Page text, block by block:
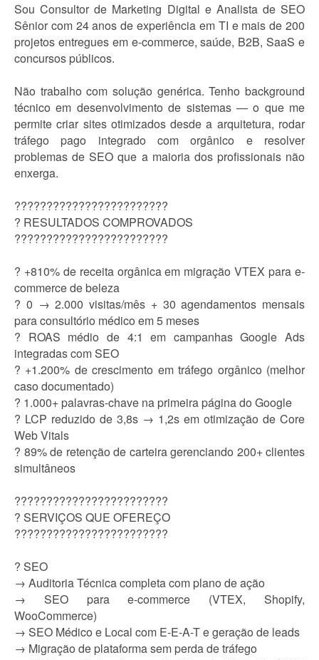
Sou Consultor de Marketing Digital e Analista de SEO
Sênior com 24 anos de experiência em TI e mais de 200
projetos entregues em e-commerce, saúde, B2B, SaaS e
concursos públicos.
Não trabalho com solução genérica. Tenho background
técnico em desenvolvimento de sistemas — o que me
permite criar sites otimizados desde a arquitetura, rodar
tráfego pago integrado com orgânico e resolver
problemas de SEO que a maioria dos profissionais não
enxerga.
????????????????????????
? RESULTADOS COMPROVADOS
????????????????????????
? +810% de receita orgânica em migração VTEX para e-
commerce de beleza
? 0 → 2.000 visitas/mês + 30 agendamentos mensais
para consultório médico em 5 meses
? ROAS médio de 4:1 em campanhas Google Ads
integradas com SEO
? +1.200% de crescimento em tráfego orgânico (melhor
caso documentado)
? 1.000+ palavras-chave na primeira página do Google
? LCP reduzido de 3,8s → 1,2s em otimização de Core
Web Vitals
? 89% de retenção de carteira gerenciando 200+ clientes
simultâneos
????????????????????????
? SERVIÇOS QUE OFEREÇO
????????????????????????
? SEO
→ Auditoria Técnica completa com plano de ação
→ SEO para e-commerce (VTEX, Shopify,
WooCommerce)
→ SEO Médico e Local com E-E-A-T e geração de leads
→ Migração de plataforma sem perda de tráfego